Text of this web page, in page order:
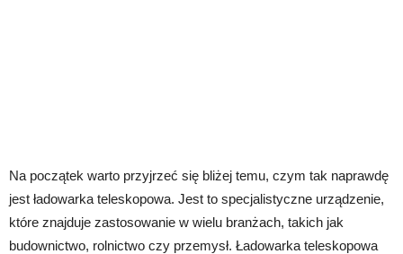
Na początek warto przyjrzeć się bliżej temu, czym tak naprawdę
jest ładowarka teleskopowa. Jest to specjalistyczne urządzenie,
które znajduje zastosowanie w wielu branżach, takich jak
budownictwo, rolnictwo czy przemysł. Ładowarka teleskopowa